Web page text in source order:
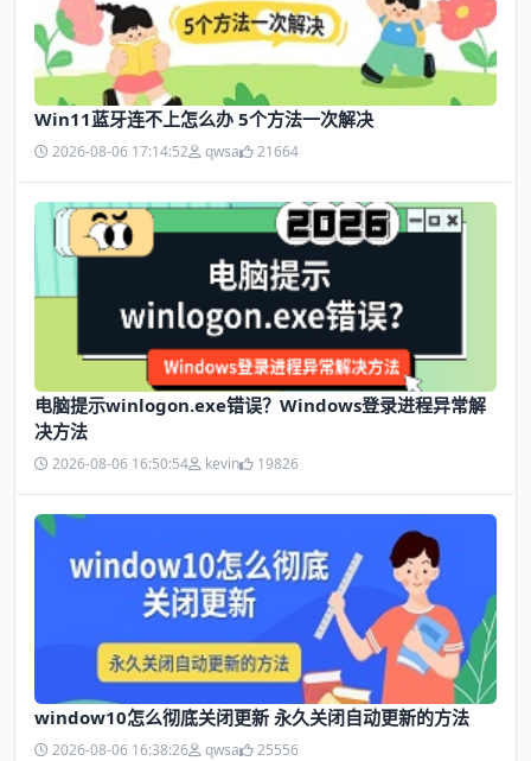
Win11蓝牙连不上怎么办 5个方法一次解决
2026-08-06 17:14:52 qwsa 21664
电脑提示winlogon.exe错误？Windows登录进程异常解
决方法
2026-08-06 16:50:54 kevin 19826
window10怎么彻底关闭更新 永久关闭自动更新的方法
2026-08-06 16:38:26 qwsa 25556